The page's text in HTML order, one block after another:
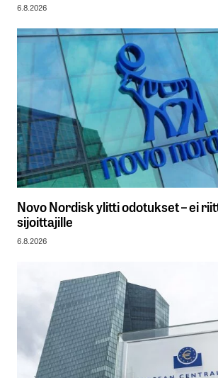
6.8.2026
Novo Nordisk ylitti odotukset – ei
sijoittajille
6.8.2026